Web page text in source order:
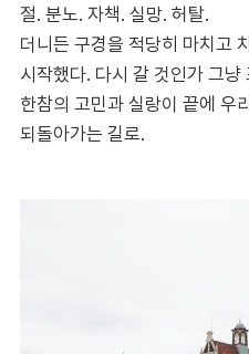
절. 분노. 자책. 실망. 허탈.
더니든 구경을 적당히 마치고
시작했다. 다시 갈 것인가 그냥
한참의 고민과 실랑이 끝에 우
되돌아가는 길로.